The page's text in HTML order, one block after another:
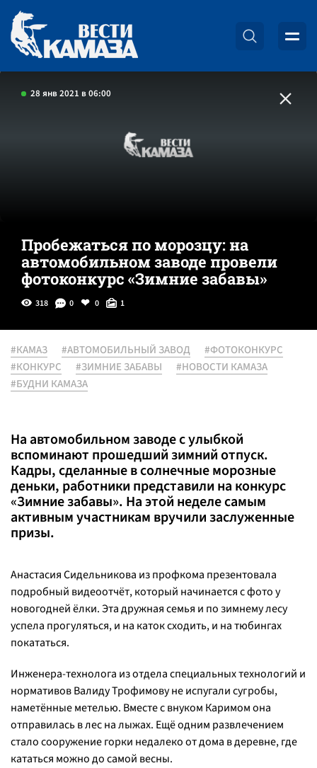
28 янв 2021 в 06:00
Пробежаться по морозцу: на
автомобильном заводе провели
фотоконкурс «Зимние забавы»
318 0 0 1
#КАМАЗ #АВТОМОБИЛЬНЫЙ ЗАВОД
#ФОТОКОНКУРС
#КОНКУРС
#ЗИМНИЕ ЗАБАВЫ
#НОВОСТИ КАМАЗА
#БУДНИ КАМАЗА
На автомобильном заводе с улыбкой
вспоминают прошедший зимний отпуск.
Кадры, сделанные в солнечные морозные
деньки, работники представили на конкурс
«Зимние забавы». На этой неделе самым
активным участникам вручили заслуженные
призы.
Анастасия Сидельникова из профкома презентовала
подробный видеоотчёт, который начинается с фото у
новогодней ёлки. Эта дружная семья и по зимнему лесу
успела прогуляться, и на каток сходить, и на тюбингах
покататься.
Инженера-технолога из отдела специальных технологий и
нормативов Валиду Трофимову не испугали сугробы,
наметённые метелью. Вместе с внуком Каримом она
отправилась в лес на лыжах. Ещё одним развлечением
стало сооружение горки недалеко от дома в деревне, где
кататься можно до самой весны.